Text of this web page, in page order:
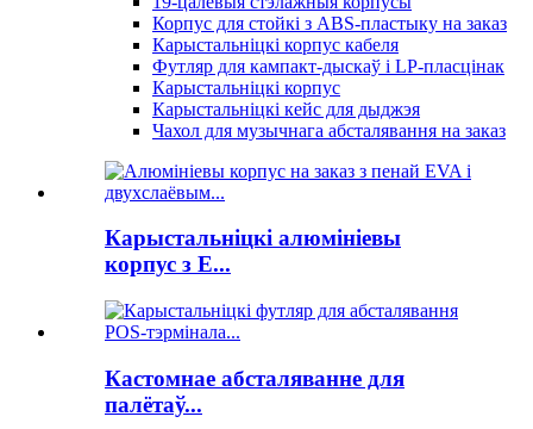
Корпус для стойкі з ABS-пластыку на заказ
Карыстальніцкі корпус кабеля
Футляр для кампакт-дыскаў і LP-пласцінак
Карыстальніцкі корпус
Карыстальніцкі кейс для дыджэя
Чахол для музычнага абсталявання на заказ
Карыстальніцкі алюмініевы
корпус з E...
Кастомнае абсталяванне для
палётаў...